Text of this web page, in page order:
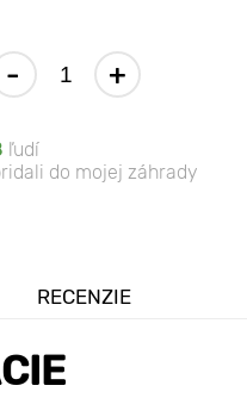
- +
ľudí
do mojej záhrady
RECENZIE